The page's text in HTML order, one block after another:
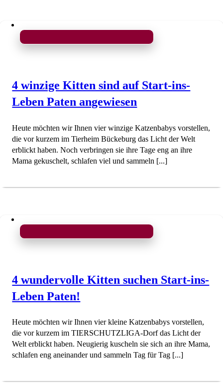
4 winzige Kitten sind auf Start-ins-
Leben Paten angewiesen
Heute möchten wir Ihnen vier winzige Katzenbabys vorstellen,
die vor kurzem im Tierheim Bückeburg das Licht der Welt
erblickt haben. Noch verbringen sie ihre Tage eng an ihre
Mama gekuschelt, schlafen viel und sammeln [...]
4 wundervolle Kitten suchen Start-ins-
Leben Paten!
Heute möchten wir Ihnen vier kleine Katzenbabys vorstellen,
die vor kurzem im TIERSCHUTZLIGA-Dorf das Licht der
Welt erblickt haben. Neugierig kuscheln sie sich an ihre Mama,
schlafen eng aneinander und sammeln Tag für Tag [...]